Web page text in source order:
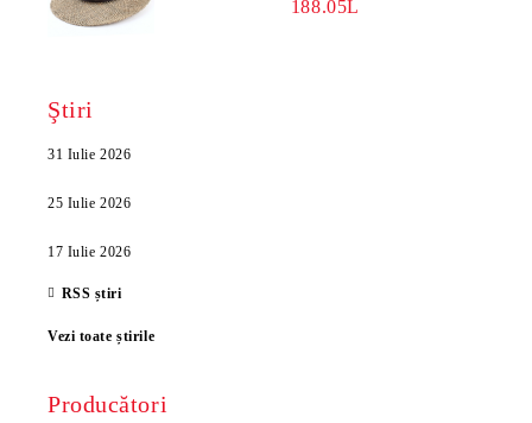
188.05L
Ştiri
31 Iulie 2026
25 Iulie 2026
17 Iulie 2026
RSS știri
Vezi toate știrile
Producători